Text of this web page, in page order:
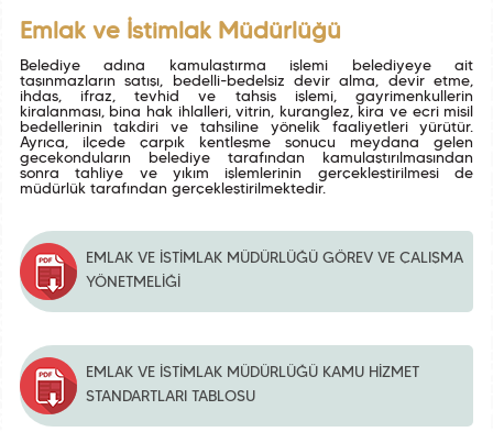
Emlak ve İstimlak Müdürlüğü
Belediye adına kamulaştırma işlemi belediyeye ait
taşınmazların satışı, bedelli-bedelsiz devir alma, devir etme,
ihdas, ifraz, tevhid ve tahsis işlemi, gayrimenkullerin
kiralanması, bina hak ihlalleri, vitrin, kuranglez, kira ve ecri misil
bedellerinin takdiri ve tahsiline yönelik faaliyetleri yürütür.
Ayrıca, ilçede çarpık kentleşme sonucu meydana gelen
gecekonduların belediye tarafından kamulaştırılmasından
sonra tahliye ve yıkım işlemlerinin gerçekleştirilmesi de
müdürlük tarafından gerçekleştirilmektedir.
EMLAK VE İSTİMLAK MÜDÜRLÜĞÜ GÖREV VE ÇALIŞMA
YÖNETMELİĞİ
EMLAK VE İSTİMLAK MÜDÜRLÜĞÜ KAMU HİZMET
STANDARTLARI TABLOSU